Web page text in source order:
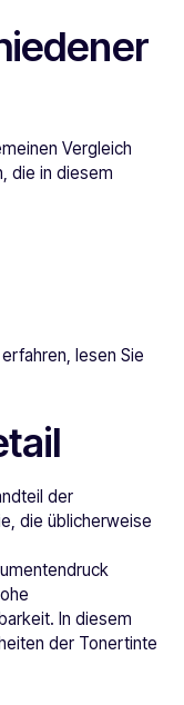
Vergleich
die in diesem
lesen Sie
der
die üblicherweise
In diesem
der Tonertinte